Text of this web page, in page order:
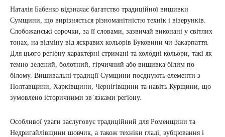
Наталія Бабенко відзначає багатство традиційної вишивки
Сумщини, що вирізняється різноманітністю технік і візерунків.
Слобожанські сорочки, за її словами, зазвичай виконані у світлих
тонах, на відміну від яскравих кольорів Буковини чи Закарпаття.
Для цього регіону характерні стримані та холодні кольори, такі як
темно-зелений, болотний, гірчичний або вишивка білим по
білому. Вишивальні традиції Сумщини поєднують елементи з
Полтавщини, Харківщини, Чернігівщини та навіть Курщини, що
зумовлено історичними зв’язками регіону.
Особливої уваги заслуговує традиційний для Роменщини та
Недригайлівщини шовчик, а також техніки гладі, зубцювання і